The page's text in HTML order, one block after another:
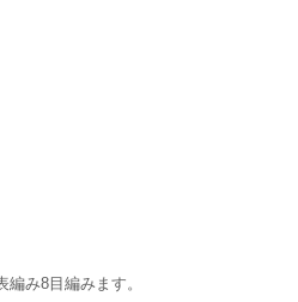
み8目編みます。